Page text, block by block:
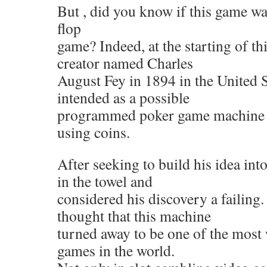
But , did you know if this game
flop
game? Indeed, at the starting of
creator named Charles
August Fey in 1894 in the United
intended as a possible
programmed poker game
using coins.
After seeking to build his idea
in the towel and
considered his discovery a
thought that this machine
turned away to be one of the
games in the world.